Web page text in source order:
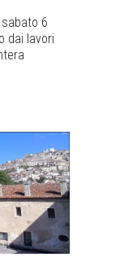
sabato 6
dai lavori